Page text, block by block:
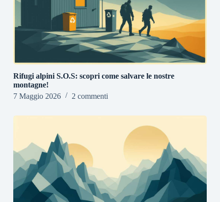
Rifugi alpini S.O.S: scopri come salvare le nostre
montagne!
7 Maggio 2026
2 commenti